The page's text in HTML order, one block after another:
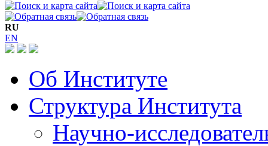
RU
EN
Об Институте
Структура Института
Научно-